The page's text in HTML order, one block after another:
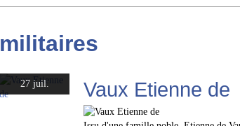
militaires
27 juil. Vaux Etienne de